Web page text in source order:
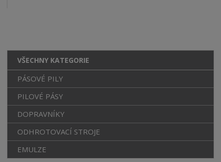
VŠECHNY KATEGORIE
PÁSOVÉ PILY
PILOVÉ PÁSY
DOPRAVNÍKY
ODHROTOVACÍ STROJE
EMULZE